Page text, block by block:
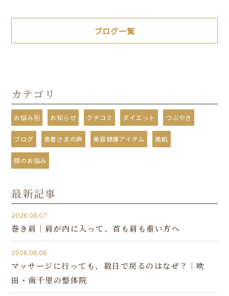
ブログ一覧
カテゴリ
お悩み別 お知らせ クチコミ ダイエット つぶやき
ブログ 患者さまの声 美容健康アイテム 美肌
顔のお悩み
最新記事
2026.08.07
巻き肩｜肩が内に入って、首も肩も重い方へ
2026.08.06
マッサージに行っても、数日で戻るのはなぜ？｜吹
田・南千里の整体院